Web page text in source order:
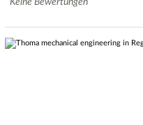
Keine Bewertungen